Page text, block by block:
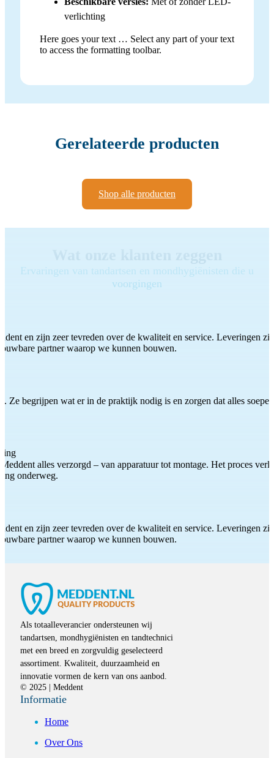
verlichting
Here goes your text … Select any part of your text
to access the formatting toolbar.
Gerelateerde producten
Shop alle producten
Ervaringen van tandartsen en mondhygiënisten die u
voorgingen
en zijn zeer tevreden over de kwaliteit en service. Leveringen
partner waarop we kunnen bouwen.
Ze begrijpen wat er in de praktijk nodig is en zorgen dat alles
alles verzorgd – van apparatuur tot montage. Het proces
onderweg.
en zijn zeer tevreden over de kwaliteit en service. Leveringen
partner waarop we kunnen bouwen.
Als totaalleverancier ondersteunen wij
tandartsen, mondhygiënisten en tandtechnici
met een breed en zorgvuldig geselecteerd
assortiment. Kwaliteit, duurzaamheid en
innovatie vormen de kern van ons aanbod.
© 2025 | Meddent
Informatie
Home
Over Ons